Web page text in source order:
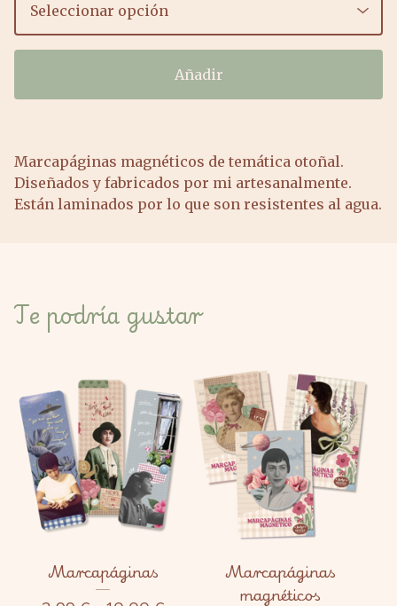
Añadir
Marcapáginas magnéticos de temática otoñal.
Diseñados y fabricados por mi artesanalmente.
Están laminados por lo que son resistentes al agua.
Te podría gustar
Marcapáginas
Marcapáginas
magnéticos